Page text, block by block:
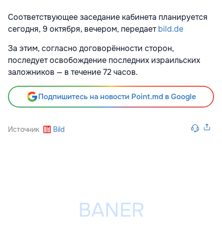
Соответствующее заседание кабинета планируется
сегодня, 9 октября, вечером, передаетbild.de
За этим, согласно договорённости сторон,
последует освобождение последних израильских
заложников — в течение 72 часов.
Подпишитесь на новости Point.md в Google
Источник Bild